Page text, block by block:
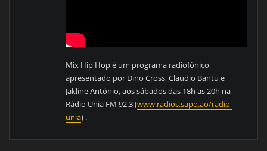
Mix Hip Hop é um programa radiofónico
apresentado por Dino Cross, Claudio Bantu e
Jakline António, aos sábados das 18h as 20h na
Rádio Unia FM 92.3 (www.radios.sapo.ao/radio-
unia) .